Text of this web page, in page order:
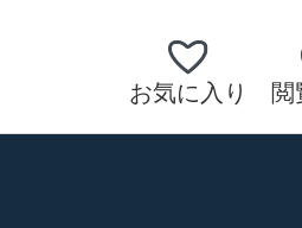
お気に入り 閲